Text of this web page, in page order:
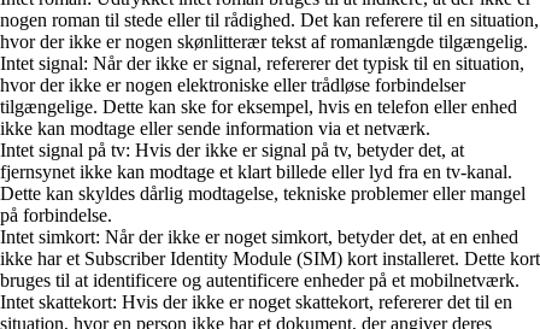
nogen roman til stede eller til rådighed. Det kan referere til en situation,
hvor der ikke er nogen skønlitterær tekst af romanlængde tilgængelig.
Intet signal: Når der ikke er signal, refererer det typisk til en situation,
hvor der ikke er nogen elektroniske eller trådløse forbindelser
tilgængelige. Dette kan ske for eksempel, hvis en telefon eller enhed
ikke kan modtage eller sende information via et netværk.
Intet signal på tv: Hvis der ikke er signal på tv, betyder det, at
fjernsynet ikke kan modtage et klart billede eller lyd fra en tv-kanal.
Dette kan skyldes dårlig modtagelse, tekniske problemer eller mangel
på forbindelse.
Intet simkort: Når der ikke er noget simkort, betyder det, at en enhed
ikke har et Subscriber Identity Module (SIM) kort installeret. Dette kort
bruges til at identificere og autentificere enheder på et mobilnetværk.
Intet skattekort: Hvis der ikke er noget skattekort, refererer det til en
situation, hvor en person ikke har et dokument, der angiver deres